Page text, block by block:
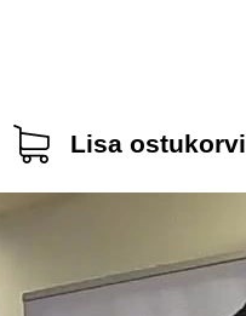
Lisa ostukorvi